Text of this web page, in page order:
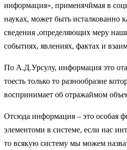
информация», применячймая в
науках, может быть исталкованно
сведения ,определяющих меру
событиях, явлениях, фактах и
По А.Д.Урсулу, информация это
тоесть только то разнообразие
воспринимает об отражаймом
Отсюда информация – это особая
элементоми в системе, если нас
то всякую систему мы можем